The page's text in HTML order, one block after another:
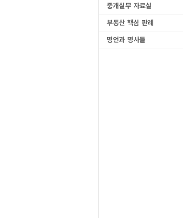
중개실무 자료실
부동산 핵심 판례
명언과 명사들